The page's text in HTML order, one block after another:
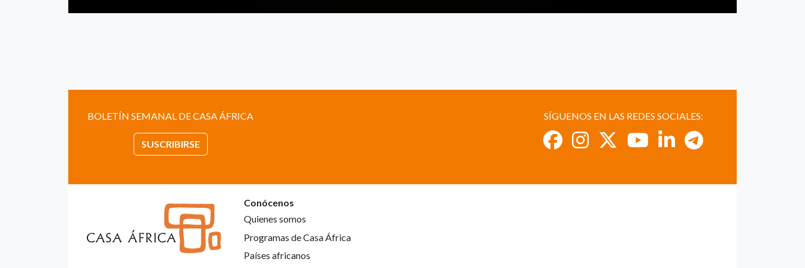
BOLETÍN SEMANAL DE CASA ÁFRICA
SUSCRIBIRSE
SÍGUENOS EN LAS REDES SOCIALES:
Conócenos
Quienes somos
Programas de Casa África
Países africanos